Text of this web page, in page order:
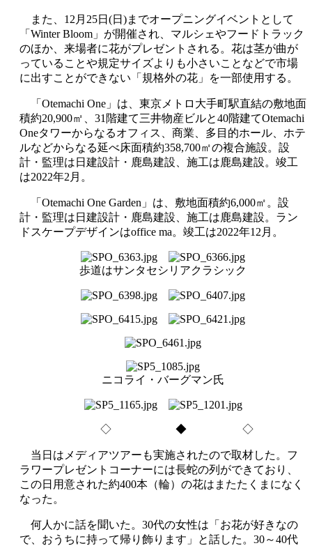
また、12月25日(日)までオープニングイベントとして
「Winter Bloom」が開催され、マルシェやフードトラック
のほか、来場者に花がプレゼントされる。花は茎が曲が
っていることや規定サイズよりも小さいことなどで市場
に出すことができない「規格外の花」を一部使用する。
「Otemachi One」は、東京メトロ大手町駅直結の敷地面
積約20,900㎡、31階建て三井物産ビルと40階建てOtemachi
Oneタワーからなるオフィス、商業、多目的ホール、ホテ
ルなどからなる延べ床面積約358,700㎡の複合施設。設
計・監理は日建設計・鹿島建設、施工は鹿島建設。竣工
は2022年2月。
「Otemachi One Garden」は、敷地面積約6,000㎡。設
計・監理は日建設計・鹿島建設、施工は鹿島建設。ラン
ドスケープデザインはoffice ma。竣工は2022年12月。
歩道はサンタセシリアクラシック
ニコライ・バーグマン氏
◇ ◆ ◇
当日はメディアツアーも実施されたので取材した。フ
ラワープレゼントコーナーには長蛇の列ができており、
この日用意された約400本（輪）の花はまたたくまになく
なった。
何人かに話を聞いた。30代の女性は「お花が好きなの
で、おうちに持って帰り飾ります」と話した。30～40代